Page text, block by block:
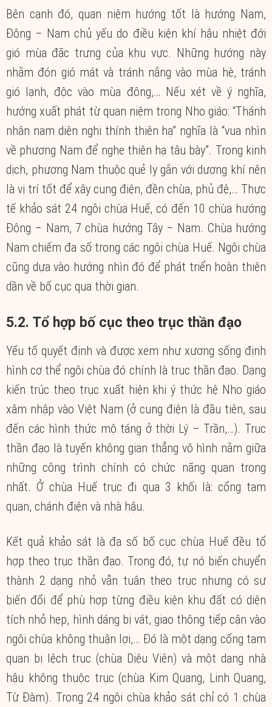
Bên cạnh đó, quan niệm hướng tốt là hướng Nam,
Đông – Nam chủ yếu do điều kiện khí hậu nhiệt đới
gió mùa đặc trưng của khu vực. Những hướng này
nhằm đón gió mát và tránh nắng vào mùa hè, tránh
gió lạnh, độc vào mùa đông,… Nếu xét về ý nghĩa,
hướng xuất phát từ quan niệm trong Nho giáo: “Thánh
nhân nam diện nghi thính thiên hạ” nghĩa là “vua nhìn
về phương Nam để nghe thiên hạ tâu bày”. Trong kinh
dịch, phương Nam thuộc quẻ ly gắn với dương khí nên
là vị trí tốt để xây cung điện, đền chùa, phủ đệ,… Thực
tế khảo sát 24 ngôi chùa Huế, có đến 10 chùa hướng
Đông – Nam, 7 chùa hướng Tây – Nam. Chùa hướng
Nam chiếm đa số trong các ngôi chùa Huế. Ngôi chùa
cũng dựa vào hướng nhìn đó để phát triển hoàn thiện
dần về bố cục qua thời gian.
5.2. Tổ hợp bố cục theo trục thần đạo
Yếu tố quyết định và được xem như xương sống định
hình cơ thể ngôi chùa đó chính là trục thần đạo. Dạng
kiến trúc theo trục xuất hiện khi ý thức hệ Nho giáo
xâm nhập vào Việt Nam (ở cung điện là đầu tiên, sau
đến các hình thức mộ táng ở thời Lý – Trần,…). Trục
thần đạo là tuyến không gian thẳng vô hình nằm giữa
những công trình chính có chức năng quan trọng
nhất. Ở chùa Huế trục đi qua 3 khối là: cổng tam
quan, chánh điện và nhà hậu.
Kết quả khảo sát là đa số bố cục chùa Huế đều tổ
hợp theo trục thần đạo. Trong đó, tự nó biến chuyển
thành 2 dạng nhỏ vẫn tuân theo trục nhưng có sự
biến đổi để phù hợp từng điều kiện khu đất có diện
tích nhỏ hẹp, hình dáng bị vát, giao thông tiếp cận vào
ngôi chùa không thuận lợi,… Đó là một dạng cổng tam
quan bị lệch trục (chùa Diệu Viên) và một dạng nhà
hậu không thuộc trục (chùa Kim Quang, Linh Quang,
Từ Đàm). Trong 24 ngôi chùa khảo sát chỉ có 1 chùa